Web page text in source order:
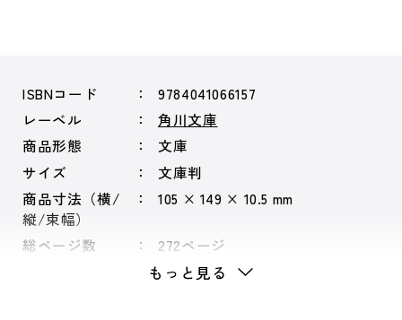
ISBNコード
9784041066157
レーベル
角川文庫
商品形態
文庫
サイズ
文庫判
商品寸法（横/
縦/束幅）
105 × 149 × 10.5 mm
総ページ数 272ページ
もっと見る